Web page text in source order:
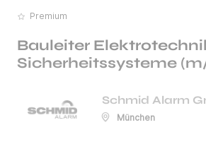
Premium
Bauleiter
Sicherheitssysteme
Schmid Alarm
München